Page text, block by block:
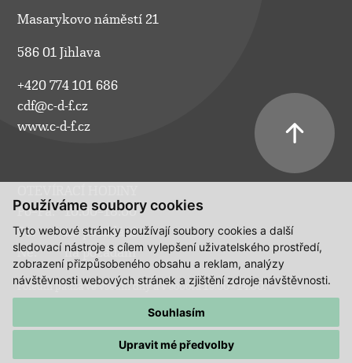
Používáme soubory cookies
Tyto webové stránky používají soubory cookies a další
sledovací nástroje s cílem vylepšení uživatelského prostředí,
zobrazení přizpůsobeného obsahu a reklam, analýzy
návštěvnosti webových stránek a zjištění zdroje návštěvnosti.
Souhlasím
Upravit mé předvolby
Masarykovo náměstí 21
586 01 Jihlava
+420 774 101 686
cdf@c-d-f.cz
www.c-d-f.cz
Po–Pá:
10.00–18.00
So:
na požádání
Ne:
na požádání
Polední pauza ve všední dny a v sobotu 13:00 - 14:00.